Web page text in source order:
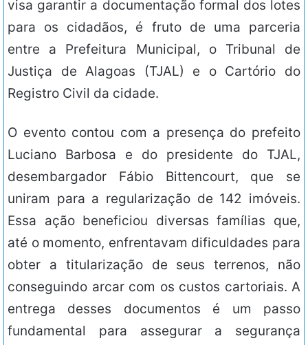
visa garantir a documentação formal dos lotes
para os cidadãos, é fruto de uma parceria
entre a Prefeitura Municipal, o Tribunal de
Justiça de Alagoas (TJAL) e o Cartório do
Registro Civil da cidade.
O evento contou com a presença do prefeito
Luciano Barbosa e do presidente do TJAL,
desembargador Fábio Bittencourt, que se
uniram para a regularização de 142 imóveis.
Essa ação beneficiou diversas famílias que,
até o momento, enfrentavam dificuldades para
obter a titularização de seus terrenos, não
conseguindo arcar com os custos cartoriais. A
entrega desses documentos é um passo
fundamental para assegurar a segurança